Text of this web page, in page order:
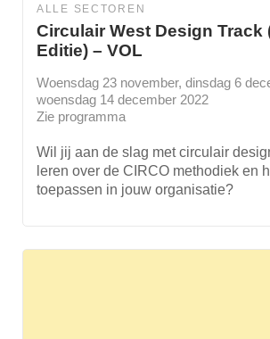
ALLE SECTOREN
Circulair West Design Track
Editie) – VOL
Woensdag 23 november, dinsdag 6
woensdag 14 december 2022
Zie programma
Wil jij aan de slag met circulair
leren over de CIRCO methodiek en
toepassen in jouw organisatie?